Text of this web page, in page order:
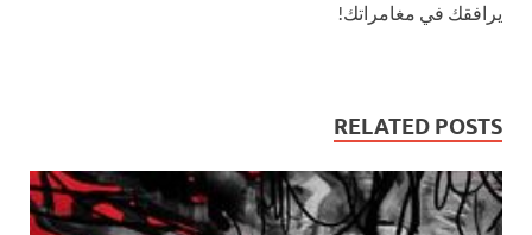
يرافقك في مغامراتك!
RELATED POSTS